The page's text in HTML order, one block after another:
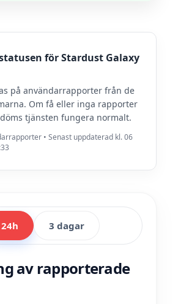
för Stardust Galaxy
på användarrapporter från de
Om få eller inga rapporter
tjänsten fungera normalt.
• Senast uppdaterad kl. 06
24h 3 dagar
av rapporterade